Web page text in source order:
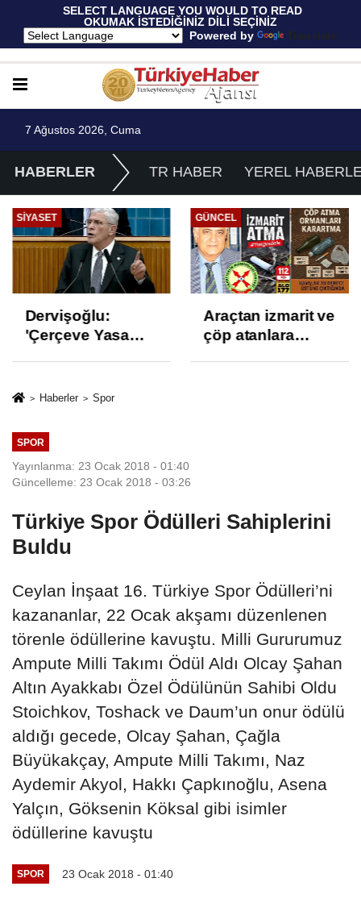
SELECT LANGUAGE YOU WOULD TO READ
OKUMAK İSTEDİĞİNİZ DİLİ SEÇİNİZ
Powered by
Translate
7 Ağustos 2026, Cuma
HABERLER TR HABER YEREL
SIYASET
Dervişoğlu:
'Çerçeve Yasa
ve İhanet
GÜNCEL
Araçtan izmarit ve
çöp atanlara
Haberler Spor
SPOR
Yayınlanma: 23 Ocak 2018 - 01:40
Güncelleme: 23 Ocak 2018 - 03:26
Türkiye Spor Ödülleri Sahiplerini
Buldu
Ceylan İnşaat 16. Türkiye Spor Ödülleri’ni
kazananlar, 22 Ocak akşamı düzenlenen
törenle ödüllerine kavuştu. Milli Gururumuz
Ampute Milli Takımı Ödül Aldı Olcay Şahan
Altın Ayakkabı Özel Ödülünün Sahibi Oldu
Stoichkov, Toshack ve Daum’un onur ödülü
aldığı gecede, Olcay Şahan, Çağla
Büyükakçay, Ampute Milli Takımı, Naz
Aydemir Akyol, Hakkı Çapkınoğlu, Asena
Yalçın, Göksenin Köksal gibi isimler
ödüllerine kavuştu
SPOR 23 Ocak 2018 - 01:40